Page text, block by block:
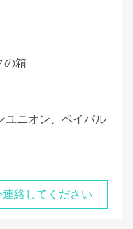
の箱
ユニオン、ペイパル
連絡してください